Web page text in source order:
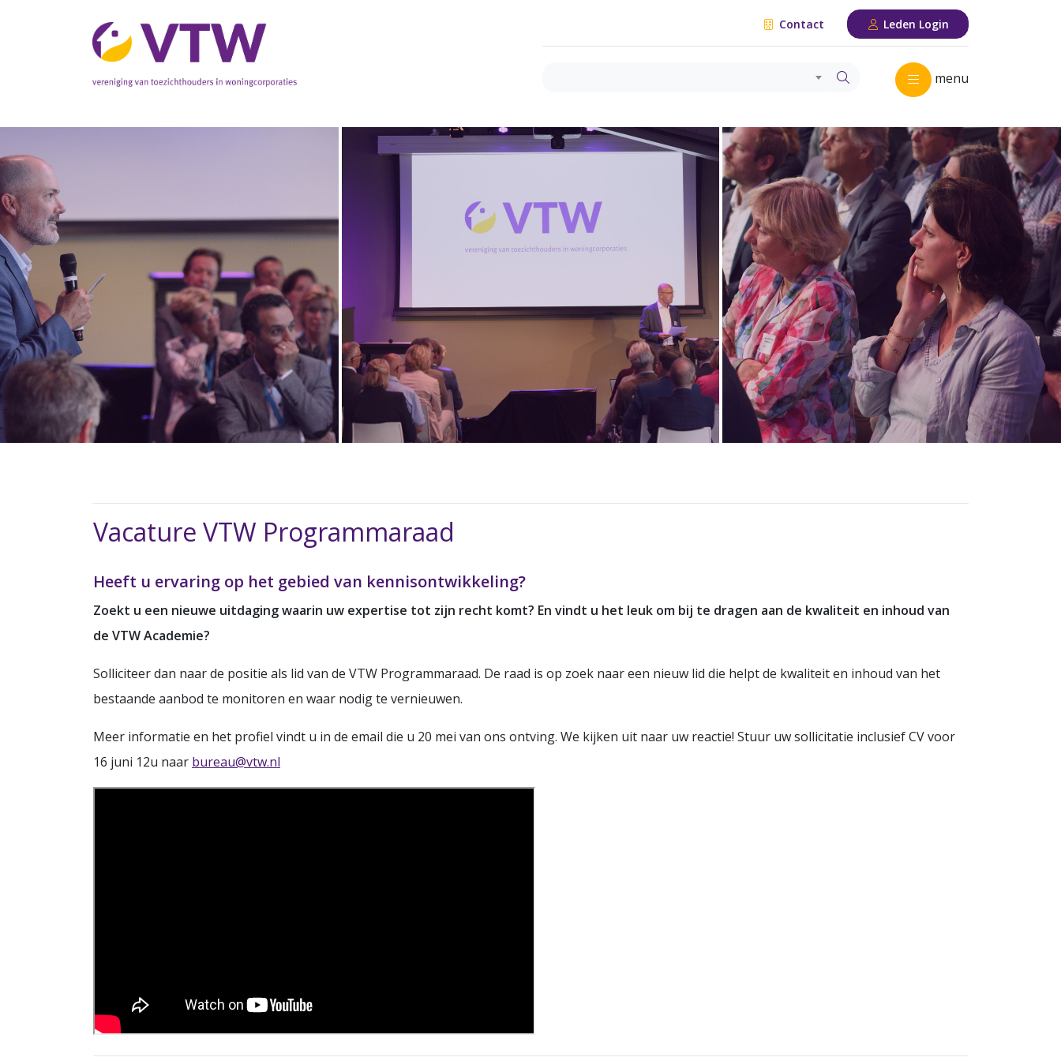
Contact Leden Login
menu
Vacature VTW Programmaraad
Heeft u ervaring op het gebied van kennisontwikkeling?
Zoekt u een nieuwe uitdaging waarin uw expertise tot zijn recht komt? En vindt u het leuk om bij te dragen aan de kwaliteit en inhoud van
de VTW Academie?
Solliciteer dan naar de positie als lid van de VTW Programmaraad. De raad is op zoek naar een nieuw lid die helpt de kwaliteit en inhoud van het
bestaande aanbod te monitoren en waar nodig te vernieuwen.
Meer informatie en het profiel vindt u in de email die u 20 mei van ons ontving. We kijken uit naar uw reactie! Stuur uw sollicitatie inclusief CV voor
16 juni 12u naar bureau@vtw.nl